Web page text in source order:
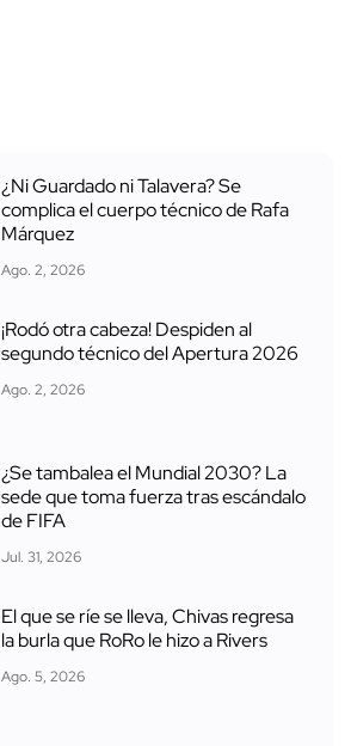
¿Ni Guardado ni Talavera? Se
complica el cuerpo técnico de Rafa
Márquez
Ago. 2, 2026
¡Rodó otra cabeza! Despiden al
segundo técnico del Apertura 2026
Ago. 2, 2026
¿Se tambalea el Mundial 2030? La
sede que toma fuerza tras escándalo
de FIFA
Jul. 31, 2026
El que se ríe se lleva, Chivas regresa
la burla que RoRo le hizo a Rivers
Ago. 5, 2026